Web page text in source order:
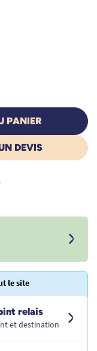
PANIER
DEVIS
le site
relais
et destination